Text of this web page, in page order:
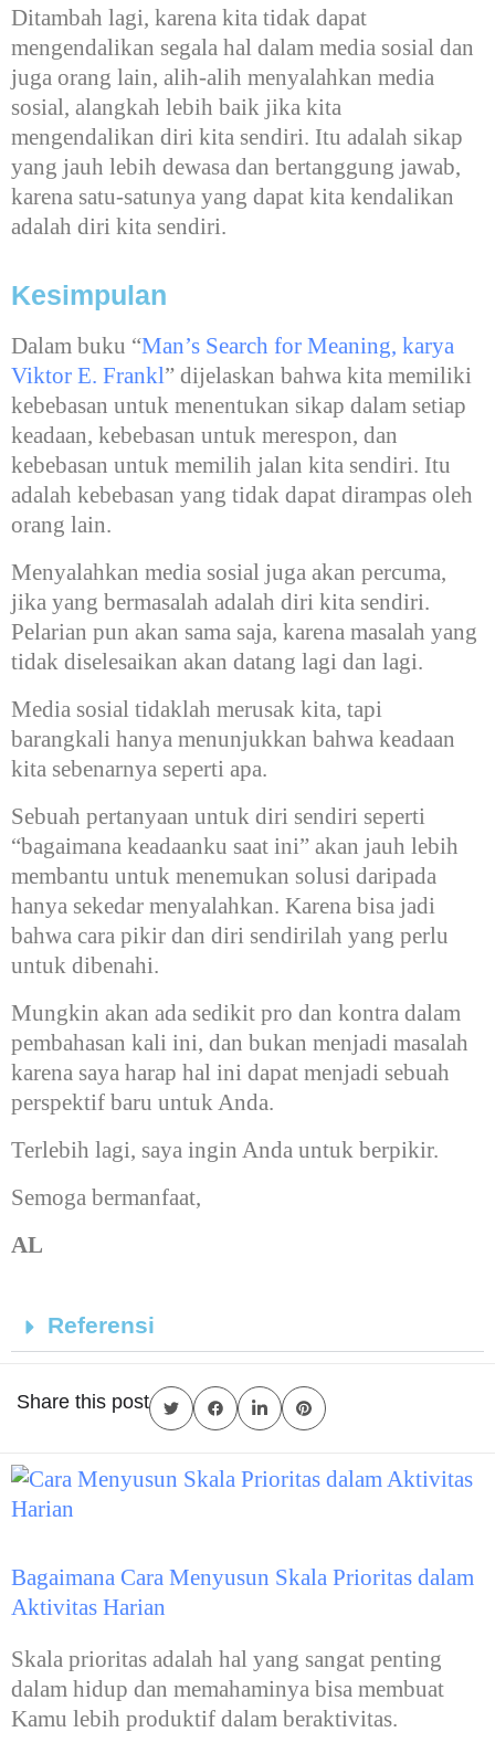
Ditambah lagi, karena kita tidak dapat
mengendalikan segala hal dalam media sosial dan
juga orang lain, alih-alih menyalahkan media
sosial, alangkah lebih baik jika kita
mengendalikan diri kita sendiri. Itu adalah sikap
yang jauh lebih dewasa dan bertanggung jawab,
karena satu-satunya yang dapat kita kendalikan
adalah diri kita sendiri.
Kesimpulan
Dalam buku “Man’s Search for Meaning, karya
Viktor E. Frankl” dijelaskan bahwa kita memiliki
kebebasan untuk menentukan sikap dalam setiap
keadaan, kebebasan untuk merespon, dan
kebebasan untuk memilih jalan kita sendiri. Itu
adalah kebebasan yang tidak dapat dirampas oleh
orang lain.
Menyalahkan media sosial juga akan percuma,
jika yang bermasalah adalah diri kita sendiri.
Pelarian pun akan sama saja, karena masalah yang
tidak diselesaikan akan datang lagi dan lagi.
Media sosial tidaklah merusak kita, tapi
barangkali hanya menunjukkan bahwa keadaan
kita sebenarnya seperti apa.
Sebuah pertanyaan untuk diri sendiri seperti
“bagaimana keadaanku saat ini” akan jauh lebih
membantu untuk menemukan solusi daripada
hanya sekedar menyalahkan. Karena bisa jadi
bahwa cara pikir dan diri sendirilah yang perlu
untuk dibenahi.
Mungkin akan ada sedikit pro dan kontra dalam
pembahasan kali ini, dan bukan menjadi masalah
karena saya harap hal ini dapat menjadi sebuah
perspektif baru untuk Anda.
Terlebih lagi, saya ingin Anda untuk berpikir.
Semoga bermanfaat,
AL
Referensi
Share this post
Bagaimana Cara Menyusun Skala Prioritas dalam
Aktivitas Harian
Skala prioritas adalah hal yang sangat penting
dalam hidup dan memahaminya bisa membuat
Kamu lebih produktif dalam beraktivitas.